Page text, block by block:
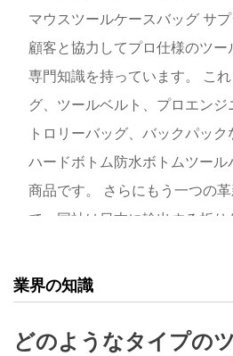
マウスツールケースバッグ サ
顧客と協力してプロ仕様のツー
専門知識を持っています。 こ
グ、ツールベルト、プロエンジ
トロリーバッグ、バックパッ
ハードボトム防水ボトムツー
商品です。 さらにもう一つの
て、同社は日本に輸出する折り
す。 過去 20 年間にわたり、TR
る ODM ブランドのツールバッ
ッパ、アメリカ、日本および
業界の知識
どのようなタイプの